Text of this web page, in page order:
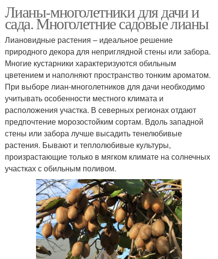
Лианы-многолетники для дачи и
сада. Многолетние садовые лианы
Лиановидные растения – идеальное решение
природного декора для неприглядной стены или забора.
Многие кустарники характеризуются обильным
цветением и наполняют пространство тонким ароматом.
При выборе лиан-многолетников для дачи необходимо
учитывать особенности местного климата и
расположения участка. В северных регионах отдают
предпочтение морозостойким сортам. Вдоль западной
стены или забора лучше высадить тенелюбивые
растения. Бывают и теплолюбивые культуры,
произрастающие только в мягком климате на солнечных
участках с обильным поливом.